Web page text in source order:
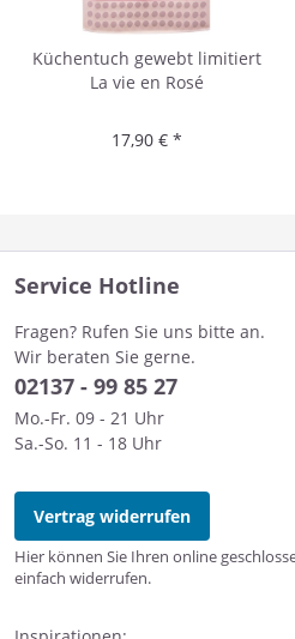
Küchentuch gewebt limitiert
La vie en Rosé
17,90 € *
Service Hotline
Fragen? Rufen Sie uns bitte an.
Wir beraten Sie gerne.
02137 - 99 85 27
Mo.-Fr. 09 - 21 Uhr
Sa.-So. 11 - 18 Uhr
Vertrag widerrufen
Hier können Sie Ihren online
einfach widerrufen.